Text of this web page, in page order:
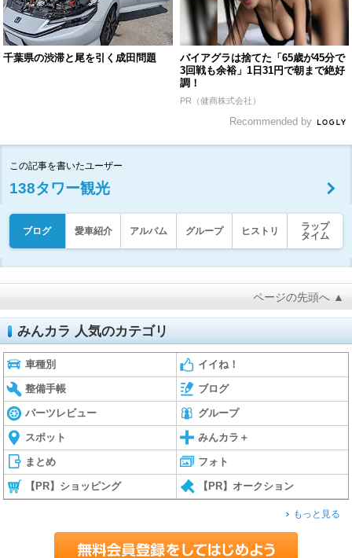
千葉県の渋滞と尾を引く成田問題
バイアグラは捨てた「65歳が45分で
3回戦も余裕」1日31円で朝まで絶好
調！
PR（健商株式会社）
Recommended by
この記事を書いたユーザー
138タワー観光
ブログ 愛車紹介 アルバム グループ ヒストリ
ラップ
タイム
ページの先頭へ ▲
みんカラ 人気のカテゴリ
車種別 イイね！
整備手帳 ブログ
パーツレビュー グループ
スポット みんカラ＋
まとめ フォト
【PR】ショッピング 【PR】オークション
もっと見る